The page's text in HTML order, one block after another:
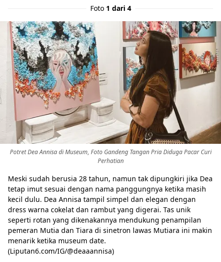
Foto 1 dari 4
Potret Dea Annisa di Museum, Foto Gandeng Tangan Pria Diduga Pacar Curi
Perhatian
Meski sudah berusia 28 tahun, namun tak dipungkiri jika Dea
tetap imut sesuai dengan nama panggungnya ketika masih
kecil dulu. Dea Annisa tampil simpel dan elegan dengan
dress warna cokelat dan rambut yang digerai. Tas unik
seperti rotan yang dikenakannya mendukung penampilan
pemeran Mutia dan Tiara di sinetron lawas Mutiara ini makin
menarik ketika museum date.
(Liputan6.com/IG/@deaaannisa)